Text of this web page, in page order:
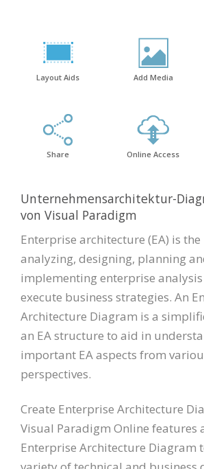
Layout Aids Add Media
Share Online Access
Unternehmensarchitektur-
von Visual Paradigm
Enterprise architecture (EA) is
analyzing, designing, planning
implementing enterprise
execute business strategies. An
Architecture Diagram is a
an EA structure to aid in
important EA aspects from
perspectives.
Create Enterprise Architecture
Visual Paradigm Online features
Enterprise Architecture Diagram